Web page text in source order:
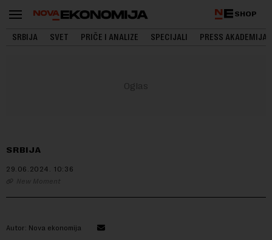
SHOP
SRBIJA SVET PRIČE I ANALIZE SPECIJALI PRESS AKADEMIJA
SRBIJA
29.06.2024. 10:36
New Moment
Autor: Nova ekonomija